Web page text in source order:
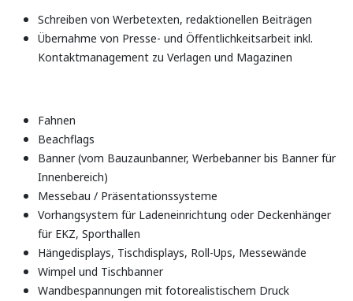
Schreiben von Werbetexten, redaktionellen Beiträgen
Übernahme von Presse- und Öffentlichkeitsarbeit inkl.
Kontaktmanagement zu Verlagen und Magazinen
Fahnen
Beachflags
Banner (vom Bauzaunbanner, Werbebanner bis Banner für
Innenbereich)
Messebau / Präsentationssysteme
Vorhangsystem für Ladeneinrichtung oder Deckenhänger
für EKZ, Sporthallen
Hängedisplays, Tischdisplays, Roll-Ups, Messewände
Wimpel und Tischbanner
Wandbespannungen mit fotorealistischem Druck